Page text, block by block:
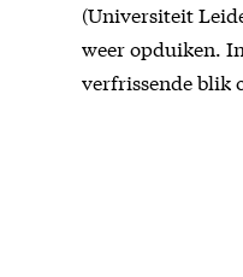
(Universiteit
weer opduiken.
verfrissende blik